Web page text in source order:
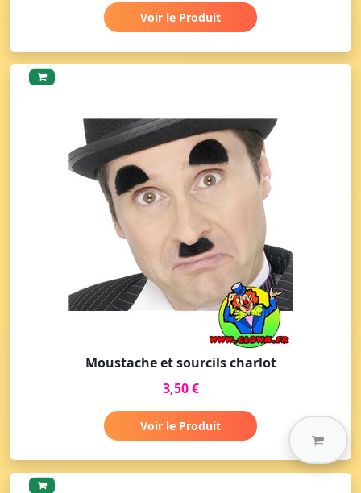
Voir le Produit
Moustache et sourcils charlot
3,50 €
Voir le Produit